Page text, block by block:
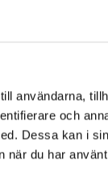
användarna,
och
Dessa kan i
när du har
PVC
PVC